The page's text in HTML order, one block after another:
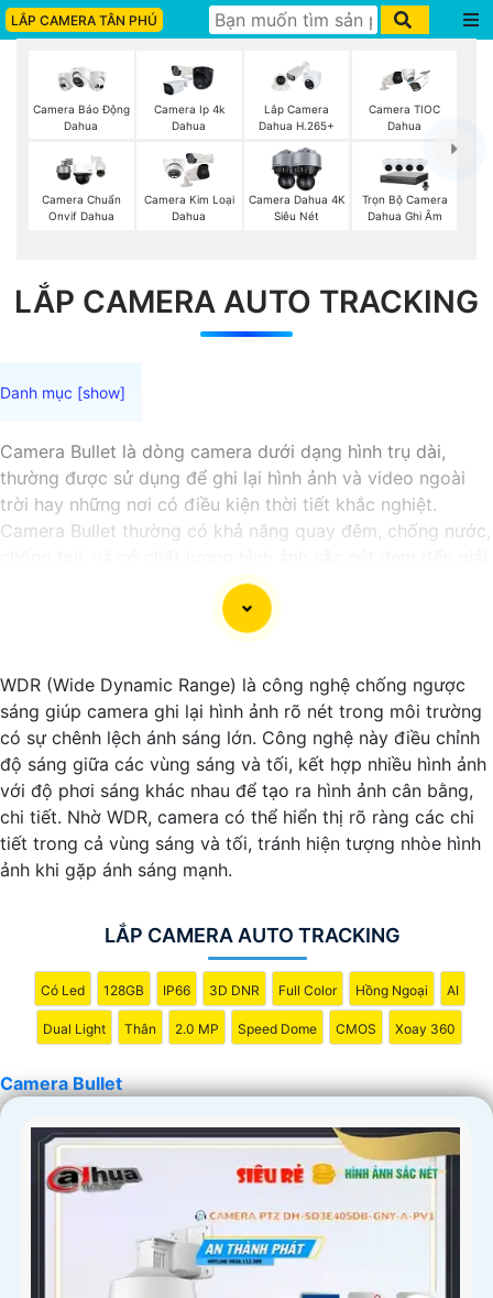
LẮP CAMERA TÂN PHÚ
Camera Báo Động
Dahua
Camera Ip 4k
Dahua
Lắp Camera
Dahua H.265+
Camera TIOC
Dahua
Camera Chuẩn
Onvif Dahua
Camera Kim Loại
Dahua
Camera Dahua 4K
Siêu Nét
Trọn Bộ Camera
Dahua Ghi Âm
LẮP CAMERA AUTO TRACKING
Camera Bullet là dòng camera dưới dạng hình trụ dài,
thường được sử dụng để ghi lại hình ảnh và video ngoài
trời hay những nơi có điều kiện thời tiết khắc nghiệt.
Camera Bullet thường có khả năng quay đêm, chống nước,
pháp hiệu quả để bảo vệ an ninh cho gia đình và doanh
WDR (Wide Dynamic Range) là công nghệ chống ngược
sáng giúp camera ghi lại hình ảnh rõ nét trong môi trường
có sự chênh lệch ánh sáng lớn. Công nghệ này điều chỉnh
độ sáng giữa các vùng sáng và tối, kết hợp nhiều hình ảnh
với độ phơi sáng khác nhau để tạo ra hình ảnh cân bằng,
chi tiết. Nhờ WDR, camera có thể hiển thị rõ ràng các chi
tiết trong cả vùng sáng và tối, tránh hiện tượng nhòe hình
ảnh khi gặp ánh sáng mạnh.
LẮP CAMERA AUTO TRACKING
Có Led 128GB IP66 3D DNR Full Color Hồng Ngoại AI
Dual Light Thân 2.0 MP Speed Dome CMOS Xoay 360
Camera Bullet